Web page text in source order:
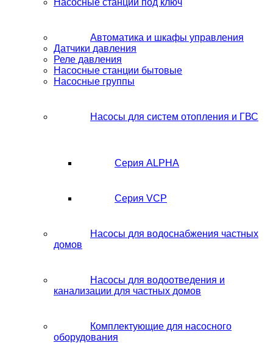
Насосные станции под ключ
Автоматика и шкафы управления
Датчики давления
Реле давления
Насосные станции бытовые
Насосные группы
Насосы для систем отопления и ГВС
Серия ALPHA
Серия VCP
Насосы для водоснабжения частных
домов
Насосы для водоотведения и
канализации для частных домов
Комплектующие для насосного
оборудования